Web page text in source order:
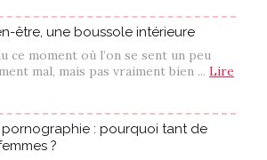
être, une boussole intérieure
ce moment où l’on se sent un peu
mal, mais pas vraiment bien ... Lire
: pourquoi tant de
?